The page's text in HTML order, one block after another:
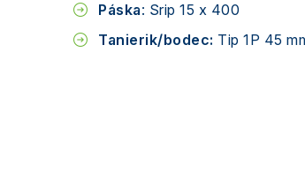
Páska: Srip 15 x 400
Tanierik/bodec: Tip 1P 45